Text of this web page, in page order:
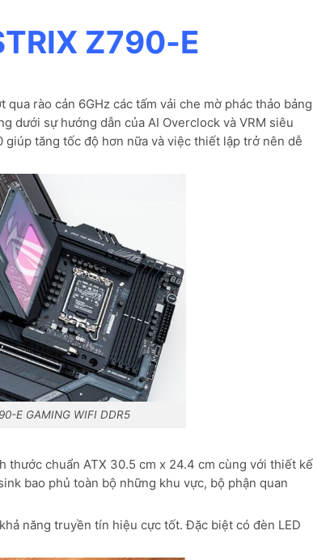
Z790-E
qua rào cản 6GHz các tấm vải che mờ phác thảo bảng
dưới sự hướng dẫn của AI Overclock và VRM siêu
giúp tăng tốc độ hơn nữa và việc thiết lập trở nên dễ
E GAMING WIFI DDR5
thước chuẩn ATX 30.5 cm x 24.4 cm cùng với thiết kế
bao phủ toàn bộ những khu vực, bộ phận quan
năng truyền tín hiệu cực tốt. Đặc biệt có đèn LED